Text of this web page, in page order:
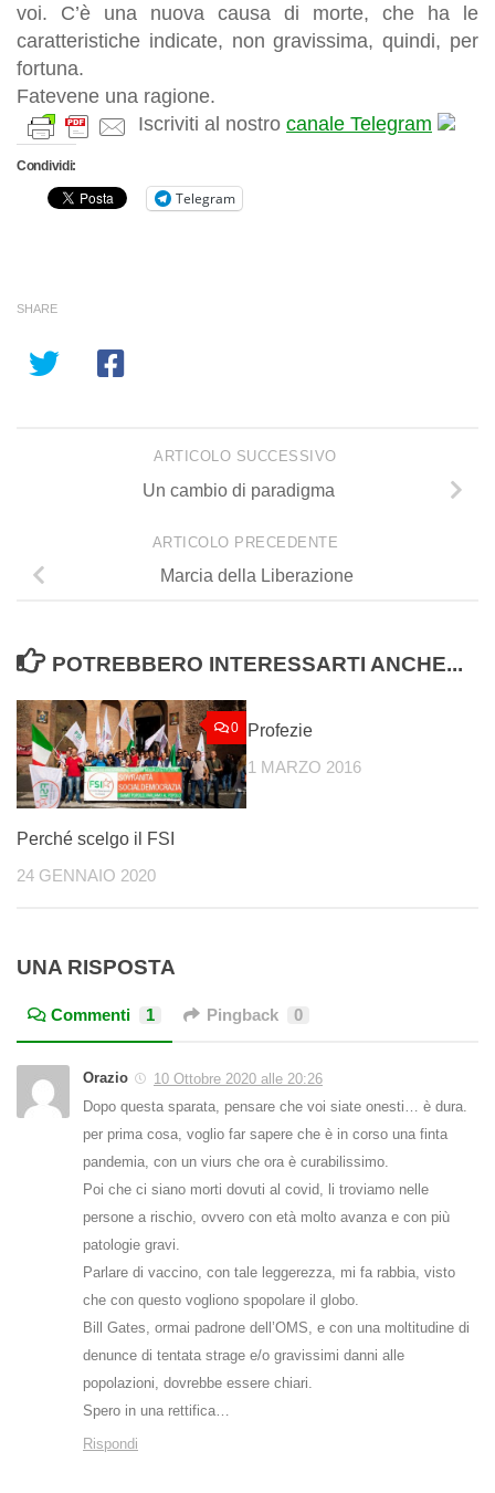
voi. C’è una nuova causa di morte, che ha le
caratteristiche indicate, non gravissima, quindi, per
fortuna.
Fatevene una ragione.
Iscriviti al nostro canale Telegram
Condividi:
Telegram
SHARE
ARTICOLO SUCCESSIVO
Un cambio di paradigma
ARTICOLO PRECEDENTE
Marcia della Liberazione
POTREBBERO INTERESSARTI ANCHE...
0
Perché scelgo il FSI
24 GENNAIO 2020
Profezie
1 MARZO 2016
UNA RISPOSTA
Commenti 1 Pingback 0
Orazio
10 Ottobre 2020 alle 20:26
Dopo questa sparata, pensare che voi siate onesti… è dura.
per prima cosa, voglio far sapere che è in corso una finta
pandemia, con un viurs che ora è curabilissimo.
Poi che ci siano morti dovuti al covid, li troviamo nelle
persone a rischio, ovvero con età molto avanza e con più
patologie gravi.
Parlare di vaccino, con tale leggerezza, mi fa rabbia, visto
che con questo vogliono spopolare il globo.
Bill Gates, ormai padrone dell’OMS, e con una moltitudine di
denunce di tentata strage e/o gravissimi danni alle
popolazioni, dovrebbe essere chiari.
Spero in una rettifica…
Rispondi